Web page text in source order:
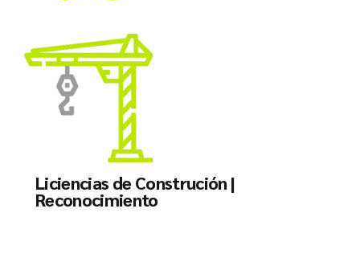
Liciencias de Construción |
Reconocimiento